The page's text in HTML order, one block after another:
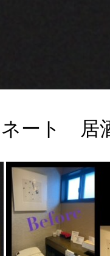
ート 居